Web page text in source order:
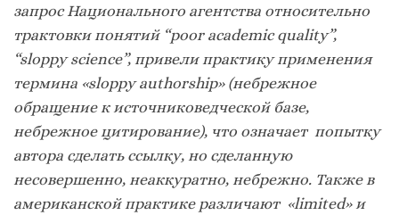
запрос Национального агентства относительно
трактовки понятий “poor academic quality”,
“sloppy science”, привели практику применения
термина «sloppy authorship» (небрежное
обращение к источниковедческой базе,
небрежное цитирование), что означает попытку
автора сделать ссылку, но сделанную
несовершенно, неаккуратно, небрежно. Также в
американской практике различают «limited» и